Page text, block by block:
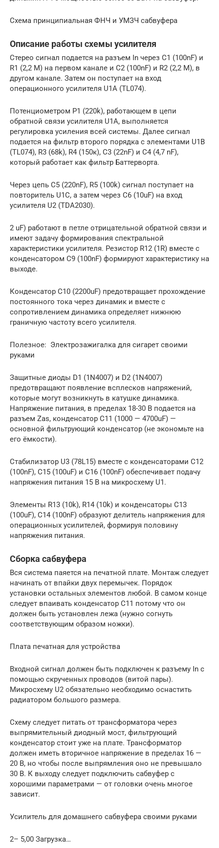
Схема принципиальная ФНЧ и УМЗЧ сабвуфера
Описание работы схемы усилителя
Стерео сигнал подается на разъем In через C1 (100nF) и
R1 (2,2 М) на первом канале и C2 (100nF) и R2 (2,2 М), в
другом канале. Затем он поступает на вход
операционного усилителя U1A (TL074).
Потенциометром P1 (220k), работающем в цепи
обратной связи усилителя U1A, выполняется
регулировка усиления всей системы. Далее сигнал
подается на фильтр второго порядка с элементами U1B
(TL074), R3 (68k), R4 (150к), C3 (22nF) и C4 (4,7 nF),
который работает как фильтр Баттерворта.
Через цепь C5 (220nF), R5 (100k) сигнал поступает на
повторитель U1C, а затем через C6 (10uF) на вход
усилителя U2 (TDA2030).
2 uF) работают в петле отрицательной обратной связи и
имеют задачу формирования спектральной
характеристики усилителя. Резистор R12 (1R) вместе с
конденсатором C9 (100nF) формируют характеристику на
выходе.
Конденсатор C10 (2200uF) предотвращает прохождение
постоянного тока через динамик и вместе с
сопротивлением динамика определяет нижнюю
граничную частоту всего усилителя.
Полезное: Электрозажигалка для сигарет своими
руками
Защитные диоды D1 (1N4007) и D2 (1N4007)
предотвращают появление всплесков напряжений,
которые могут возникнуть в катушке динамика.
Напряжение питания, в пределах 18-30 В подается на
разъем Zas, конденсатор C11 (1000 — 4700uF) —
основной фильтрующий конденсатор (не экономьте на
его ёмкости).
Стабилизатор U3 (78L15) вместе с конденсаторами C12
(100nF), C15 (100uF) и C16 (100nF) обеспечивает подачу
напряжения питания 15 В на микросхему U1.
Элементы R13 (10k), R14 (10k) и конденсаторы C13
(100uF), C14 (100nF) образуют делитель напряжения для
операционных усилителей, формируя половину
напряжения питания.
Сборка сабвуфера
Вся система паяется на печатной плате. Монтаж следует
начинать от впайки двух перемычек. Порядок
установки остальных элементов любой. В самом конце
следует впаивать конденсатор C11 потому что он
должен быть установлен лежа (нужно согнуть
соответствующим образом ножки).
Плата печатная для устройства
Входной сигнал должен быть подключен к разъему In с
помощью скрученных проводов (витой пары).
Микросхему U2 обязательно необходимо оснастить
радиатором большого размера.
Схему следует питать от трансформатора через
выпрямительный диодный мост, фильтрующий
конденсатор стоит уже на плате. Трансформатор
должен иметь вторичное напряжение в пределах 16 —
20 В, но чтобы после выпрямления оно не превышало
30 В. К выходу следует подключить сабвуфер с
хорошими параметрами — от головки очень многое
зависит.
Усилитель для домашнего сабвуфера своими руками
2– 5,00 Загрузка…